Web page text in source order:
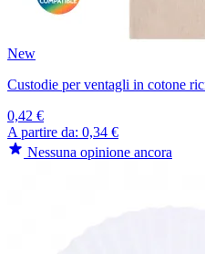
New
Custodie per ventagli in cotone
0,42 €
A partire da: 0,34 €
Nessuna opinione ancora